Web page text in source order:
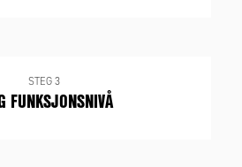
STEG 3
FUNKSJONSNIVÅ